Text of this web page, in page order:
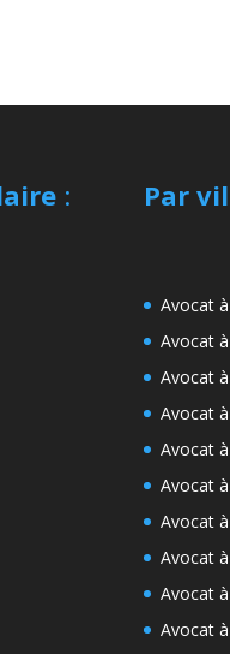
: Par
Avocat
Avocat
Avocat
Avocat
Avocat
Avocat
Avocat
Avocat
Avocat
Avocat